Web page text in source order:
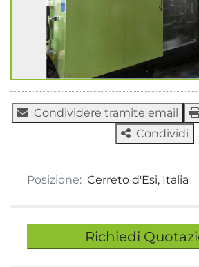
Condividere tramite email
Condividi
Posizione: Cerreto d'Esi, Italia
Richiedi